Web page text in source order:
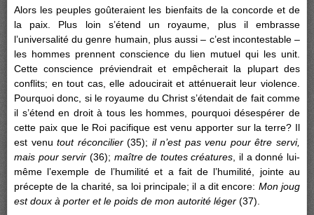
Alors les peuples goûteraient les bienfaits de la concorde et de
la paix. Plus loin s’étend un royaume, plus il embrasse
l’universalité du genre humain, plus aussi – c’est incontestable –
les hommes prennent conscience du lien mutuel qui les unit.
Cette conscience préviendrait et empêcherait la plupart des
conflits; en tout cas, elle adoucirait et atténuerait leur violence.
Pourquoi donc, si le royaume du Christ s’étendait de fait comme
il s’étend en droit à tous les hommes, pourquoi désespérer de
cette paix que le Roi pacifique est venu apporter sur la terre? Il
est venutout réconcilier(35); il n’est pas venu pour être servi,
mais pour servir (36); maître de toutes créatures , il a donné lui-
même l’exemple de l’humilité et a fait de l’humilité, jointe au
précepte de la charité, sa loi principale; il a dit encore: Mon joug
est doux à porter et le poids de mon autorité léger (37).